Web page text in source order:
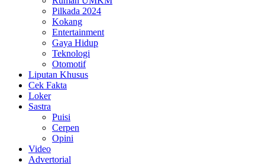
Pilkada 2024
Kokang
Entertainment
Gaya Hidup
Teknologi
Otomotif
Liputan Khusus
Cek Fakta
Loker
Sastra
Puisi
Cerpen
Opini
Video
Advertorial